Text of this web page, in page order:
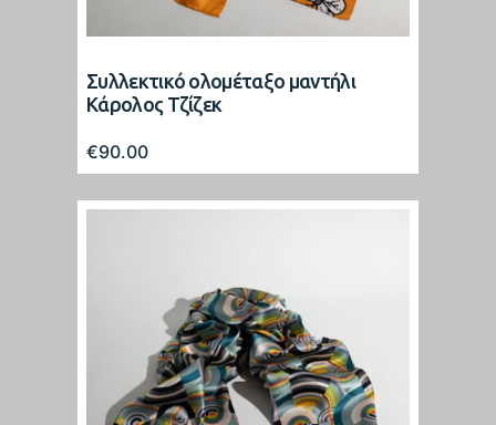
Συλλεκτικό ολομέταξο μαντήλι
Κάρολος Τζίζεκ
€90.00